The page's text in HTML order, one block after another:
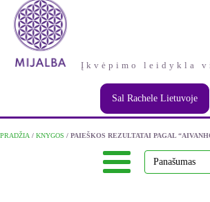
Įkvėpimo leidykla
Sal Rachele Lietuvoje
PRADŽIA / KNYGOS / PAIEŠKOS REZULTATAI PAGAL